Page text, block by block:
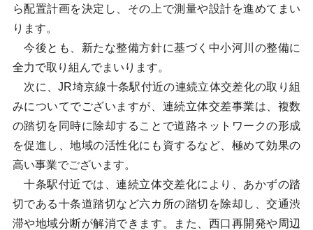
ら配置計画を決定し、その上で測量や設計を進めてまい
ります。
今後とも、新たな整備方針に基づく中小河川の整備に
全力で取り組んでまいります。
次に、JR埼京線十条駅付近の連続立体交差化の取り組
みについてでございますが、連続立体交差事業は、複数
の踏切を同時に除却することで道路ネットワークの形成
を促進し、地域の活性化にも資するなど、極めて効果の
高い事業でございます。
十条駅付近では、連続立体交差化により、あかずの踏
切である十条道踏切など六カ所の踏切を除却し、交通渋
滞や地域分断が解消できます。また、西口再開発や周辺